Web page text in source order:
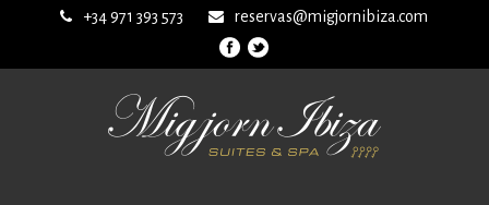
+34 971 393 573 reservas@migjornibiza.com